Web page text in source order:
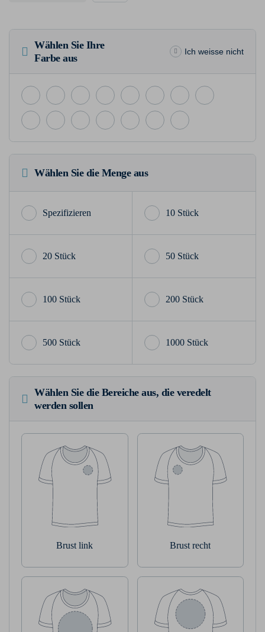
Wählen Sie Ihre
Farbe aus
Ich weisse nicht
Wählen Sie die Menge aus
10 Stück
20 Stück 50 Stück
100 Stück 200 Stück
500 Stück 1000 Stück
Wählen Sie die Bereiche aus, die veredelt
werden sollen
Brust link Brust recht